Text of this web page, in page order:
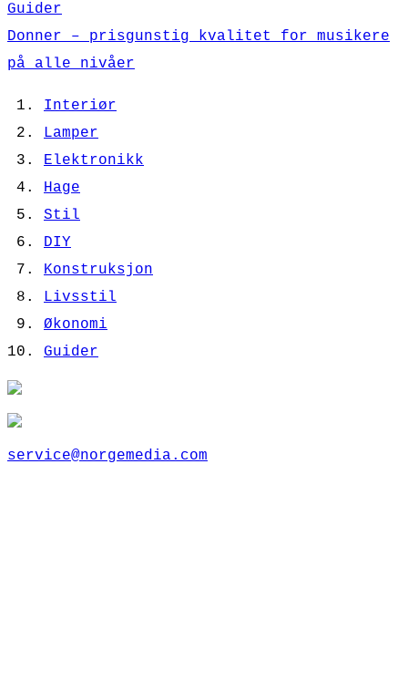
Guider
Donner – prisgunstig kvalitet for musikere
på alle nivåer
Interiør
Lamper
Elektronikk
Hage
Stil
DIY
Konstruksjon
Livsstil
Økonomi
Guider
service@norgemedia.com